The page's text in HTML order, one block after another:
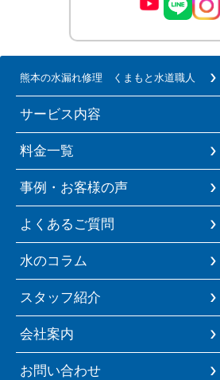
熊本の水漏れ修理 くまもと水道職人
サービス内容
料金一覧
事例・お客様の声
よくあるご質問
水のコラム
スタッフ紹介
会社案内
お問い合わせ